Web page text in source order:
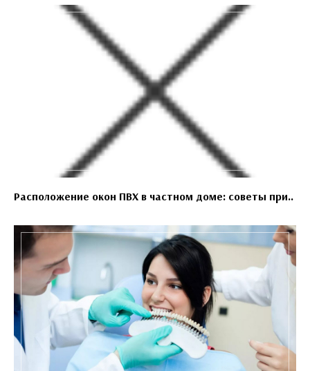
Расположение окон ПВХ в частном доме: советы при..